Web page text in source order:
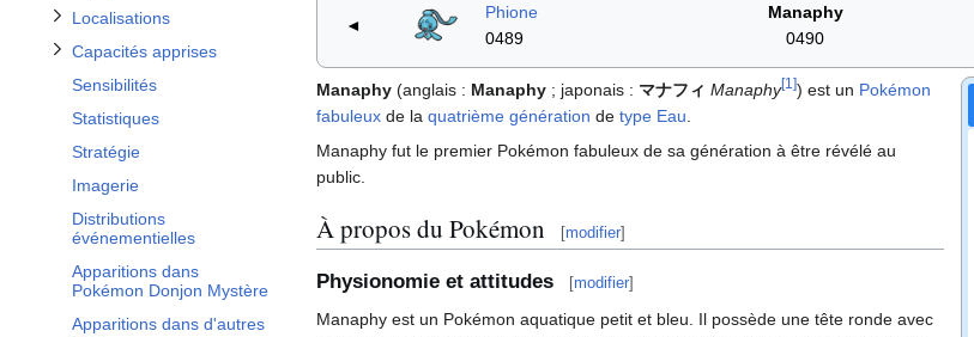
Localisations
Capacités apprises
Sensibilités
Statistiques
Stratégie
Imagerie
Distributions
événementielles
Apparitions dans
Pokémon Donjon Mystère
Apparitions dans d'autres
Afficher / masquer la sous-section Apparitions dans le dessin animé ◄
Phione
0489
Manaphy
0490
Manaphy (anglais : Manaphy ; japonais : マナフィ Manaphy[1 ]) est un Pokémon
fabuleux de la quatrième génération de type Eau
Manaphy fut le premier Pokémon fabuleux de sa génération à être révélé au
public.
À propos du Pokémon [modifier]
Physionomie et attitudes [modifier]
Manaphy est un Pokémon aquatique petit et bleu. Il possède une tête ronde avec